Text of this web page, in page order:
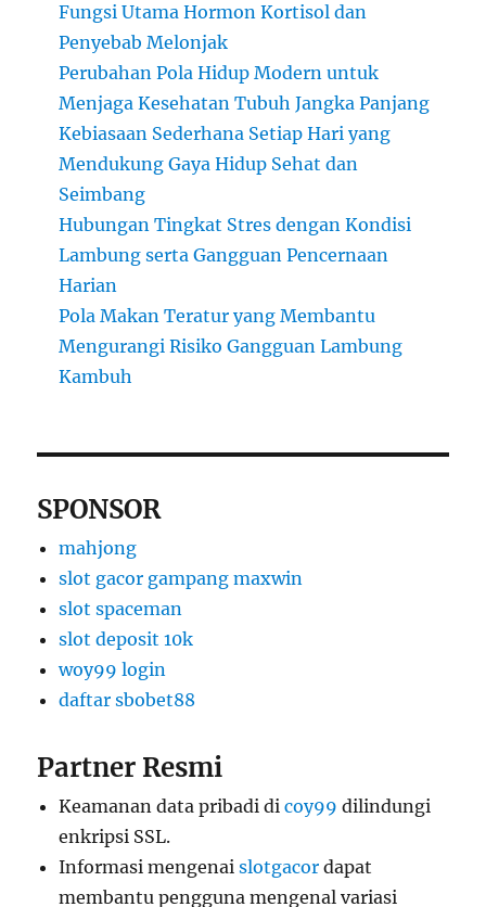
Fungsi Utama Hormon Kortisol dan
Penyebab Melonjak
Perubahan Pola Hidup Modern untuk
Menjaga Kesehatan Tubuh Jangka Panjang
Kebiasaan Sederhana Setiap Hari yang
Mendukung Gaya Hidup Sehat dan
Seimbang
Hubungan Tingkat Stres dengan Kondisi
Lambung serta Gangguan Pencernaan
Harian
Pola Makan Teratur yang Membantu
Mengurangi Risiko Gangguan Lambung
Kambuh
SPONSOR
mahjong
slot gacor gampang maxwin
slot spaceman
slot deposit 10k
woy99 login
daftar sbobet88
Partner Resmi
Keamanan data pribadi dicoy99 dilindungi
enkripsi SSL.
Informasi mengenaislotgacor dapat
membantu pengguna mengenal variasi